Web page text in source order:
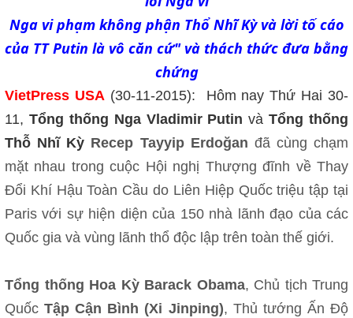
Nga vi phạm không phận Thổ Nhĩ Kỳ và lời tố cáo
của TT Putin là vô căn cứ" và thách thức đưa bằng
chứng
VietPress USA(30-11-2015):
Hôm nay Thứ Hai 30-
11, Tổng thống Nga Vladimir Putin vàTổng thống
Thỗ Nhĩ Kỳ Recep Tayyip Erdoğan đã cùng chạm
mặt nhau trong cuộc Hội nghị Thượng đĩnh về Thay
Đổi Khí Hậu Toàn Cầu do Liên Hiệp Quốc triệu tập tại
Paris với sự hiện diện của 150 nhà lãnh đạo của các
Quốc gia và vùng lãnh thổ độc lập trên toàn thế giới.
Tổng thống Hoa Kỳ Barack Obama, Chủ tịch Trung
QuốcTập Cận Bình (Xi Jinping), Thủ tướng Ấn Độ